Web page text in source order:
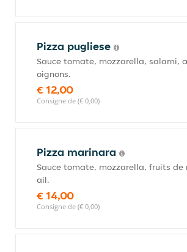
Pizza pugliese
Sauce tomate, mozzarella, salami,
oignons.
€ 12,00
Consigne de (€ 0,00)
Pizza marinara
Sauce tomate, mozzarella, fruits de
ail.
€ 14,00
Consigne de (€ 0,00)